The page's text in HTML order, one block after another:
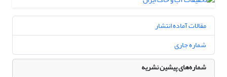
مقالات آماده انتشار
شماره جاری
شماره‌های پیشین نشریه